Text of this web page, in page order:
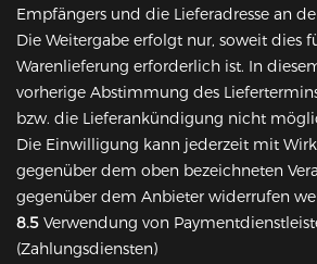
Empfängers und die Lieferadresse an
Die Weitergabe erfolgt nur, soweit dies
Warenlieferung erforderlich ist. In
vorherige Abstimmung des
bzw. die Lieferankündigung nicht
Die Einwilligung kann jederzeit mit
gegenüber dem oben bezeichneten
gegenüber dem Anbieter widerrufen
8.5 Verwendung von
(Zahlungsdiensten)